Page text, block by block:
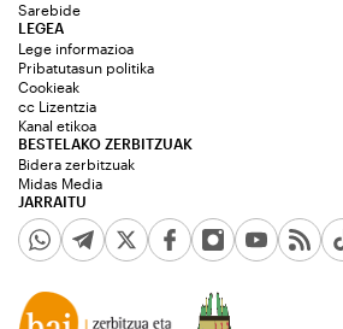
Sarebide
JARRAITU
LEGEA
Lege informazioa
Pribatutasun politika
Cookieak
cc Lizentzia
Kanal etikoa
BESTELAKO ZERBITZUAK
Bidera zerbitzuak
Midas Media